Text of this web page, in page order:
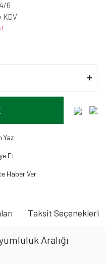
6
KDV
Yaz
Et
Haber Ver
Taksit Seçenekleri
Aralığı